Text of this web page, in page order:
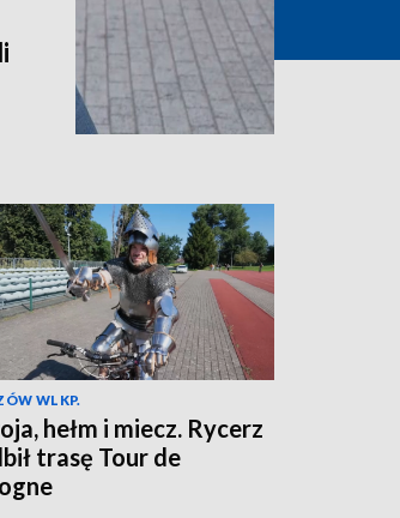
WLKP.
hełm i miecz. Rycerz
trasę Tour de